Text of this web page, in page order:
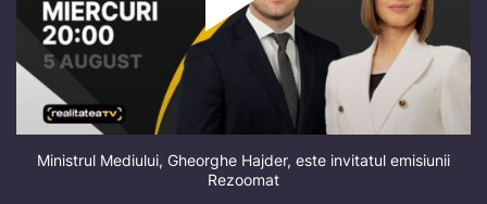
Ministrul Mediului, Gheorghe Hajder, este invitatul emisiunii
Rezoomat